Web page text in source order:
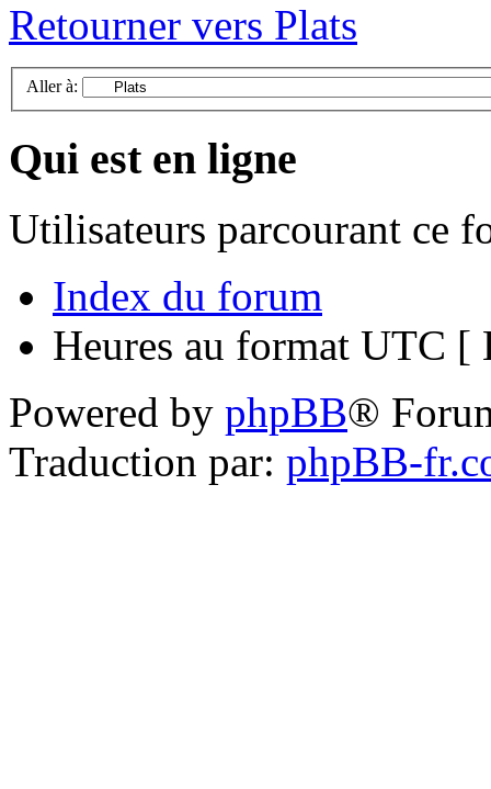
Retourner vers Plats
Aller à:
Qui est en ligne
Utilisateurs parcourant ce
Index du forum
Heures au format UTC [
Powered by phpBB®
Traduction par: phpBB-